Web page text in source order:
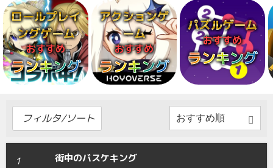
ロールプレイ
ングゲーム
おすすめ
ランキング
アクションゲ
ーム
おすすめ
ランキング
パズルゲーム
おすすめ
ランキング
フィルタ/ソート
1 街中のバスケキング